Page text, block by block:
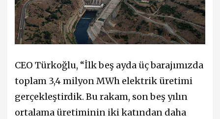
CEO Türkoğlu, “İlk beş ayda üç barajımızda
toplam 3,4 milyon MWh elektrik üretimi
gerçekleştirdik. Bu rakam, son beş yılın
ortalama üretiminin iki katından daha